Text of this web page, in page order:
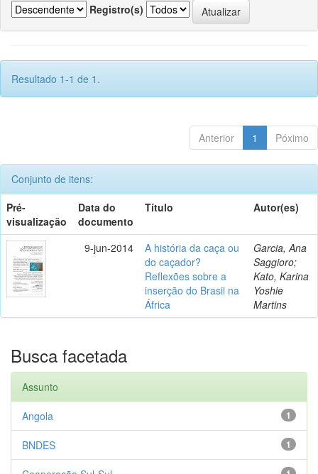
Registro(s)
Resultado 1-1 de 1.
Anterior 1 Póximo
Conjunto de itens:
Pré-
visualização
Data do
documento
Título Autor(es)
9-jun-2014
A história da caça ou
do caçador?
Reflexões sobre a
inserção do Brasil na
África
Garcia, Ana
Saggioro;
Kato, Karina
Yoshie
Martins
Busca facetada
Assunto
1
Angola
1
BNDES